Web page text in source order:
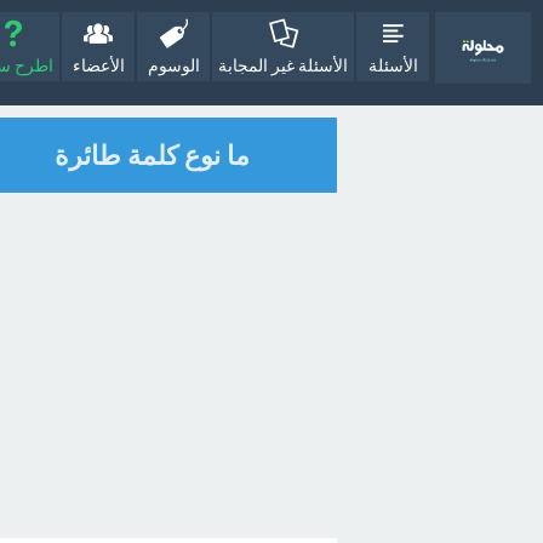
الأسئلة الأسئلة غير المجابة الوسوم الأعضاء اطرح
ما نوع كلمة طائرة